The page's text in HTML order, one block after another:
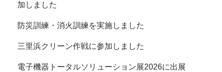
加しました
防災訓練・消火訓練を実施しました
三里浜クリーン作戦に参加しました
電子機器トータルソリューション展2026に出展